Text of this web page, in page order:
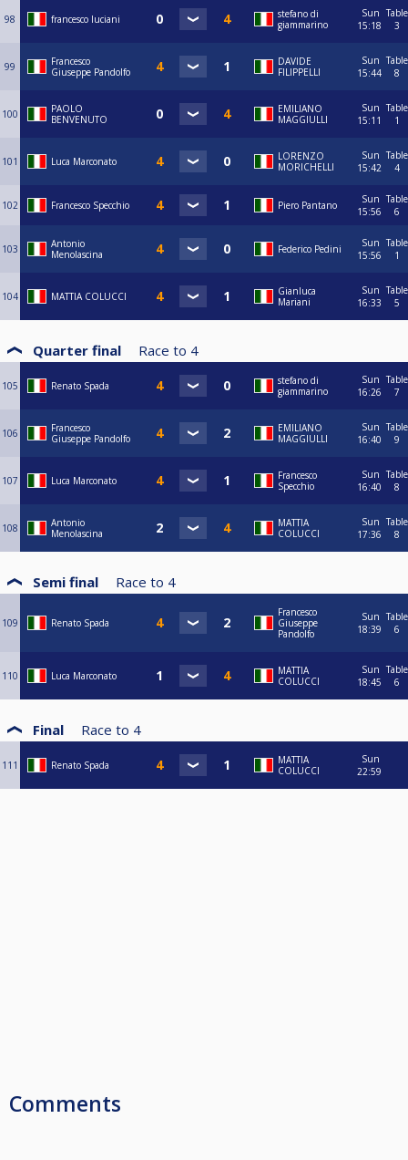
98 francesco luciani
stefano di
giammarino
Sun
15:18
Table
3
99
Francesco
Giuseppe Pandolfo
DAVIDE
FILIPPELLI
Sun
15:44
Table
8
100
PAOLO
BENVENUTO
EMILIANO
MAGGIULLI
Sun
15:11
Table
1
101 Luca Marconato
LORENZO
MORICHELLI
Sun
15:42
Table
4
102 Francesco Specchio Piero Pantano
Sun
15:56
Table
6
103
Antonio
Menolascina
Federico Pedini
Sun
15:56
Table
1
104 MATTIA COLUCCI
Gianluca
Mariani
Sun
16:33
Table
5
Quarter final Race to 4
105 Renato Spada
stefano di
giammarino
Sun
16:26
Table
7
106
Francesco
Giuseppe Pandolfo
EMILIANO
MAGGIULLI
Sun
16:40
Table
9
107 Luca Marconato
Francesco
Specchio
Sun
16:40
Table
8
108
Antonio
Menolascina
MATTIA
COLUCCI
Sun
17:36
Table
8
Semi final Race to 4
109 Renato Spada
Francesco
Giuseppe
Pandolfo
Sun
18:39
Table
6
110 Luca Marconato
MATTIA
COLUCCI
Sun
18:45
Table
6
Final Race to 4
111 Renato Spada
MATTIA
COLUCCI
Sun
22:59
Comments